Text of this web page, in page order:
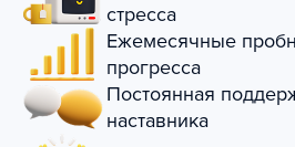
стресса
Ежемесячные
прогресса
Постоянная
наставника